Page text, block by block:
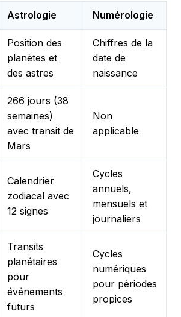
Astrologie Numérologie
Position des
planètes et
des astres
Chiffres de la
date de
naissance
266 jours (38
semaines)
avec transit de
Mars
Non
applicable
Calendrier
zodiacal avec
12 signes
Cycles
annuels,
mensuels et
journaliers
Transits
planétaires
pour
événements
futurs
Cycles
numériques
pour périodes
propices